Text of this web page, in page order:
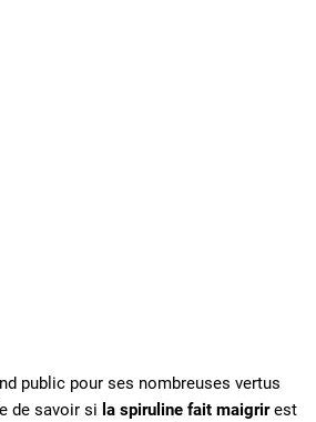
public pour ses nombreuses vertus
de savoir si la spiruline fait maigrirest